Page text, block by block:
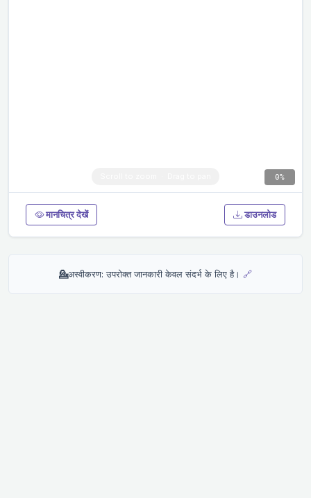
0%
मानचित्र देखें डाउनलोड
💁अस्वीकरण: उपरोक्त जानकारी केवल संदर्भ के लिए है। 🔗